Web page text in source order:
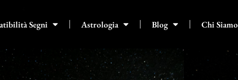
Segni Astrologia Blog Chi Siamo